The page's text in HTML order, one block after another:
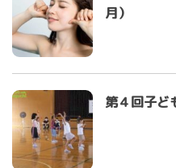
月）
第４回子ど